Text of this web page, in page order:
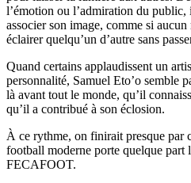
l’émotion ou l’admiration du public,
associer son image, comme si
éclairer quelqu’un d’autre sans
Quand certains applaudissent un
personnalité, Samuel Eto’o semble
là avant tout le monde, qu’il
qu’il a contribué à son éclosion.
À ce rythme, on finirait presque par
football moderne porte quelque part
FECAFOOT.